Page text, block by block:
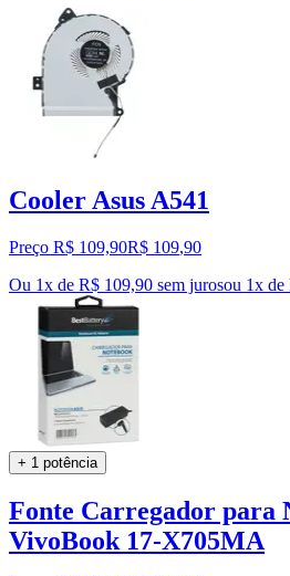
Cooler Asus A541
Preço R$ 109,90R$ 109,90
Ou 1x de R$ 109,90 sem jurosou 1x de
+ 1 potência
Fonte Carregador para
VivoBook 17-X705MA